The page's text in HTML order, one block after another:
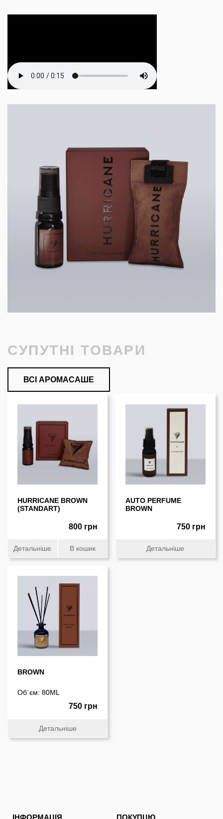
СУПУТНІ ТОВАРИ
ВСІ АРОМАСАШЕ
HURRICANE BROWN
(STANDART)
800 грн
Детальніше В кошик
AUTO PERFUME
BROWN
750 грн
Детальніше
BROWN
Об`єм: 80ML
750 грн
Детальніше
ІНФОРМАЦІЯ ПОКУПЦЮ